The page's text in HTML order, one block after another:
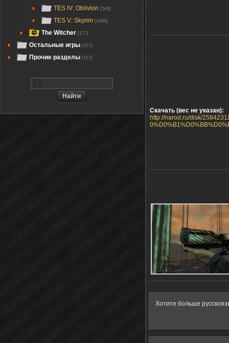
TES IV: Oblivion [549]
TES V: Skyrim [4386]
The Witcher [177]
Остальные игры [357]
Прочие разделы [167]
Скачать (вес не указан):
http://narod.ru/disk/
Хотите больше